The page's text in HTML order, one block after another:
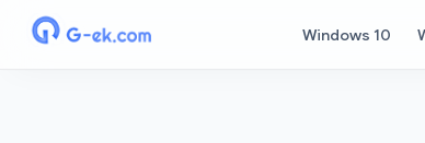
Windows 10